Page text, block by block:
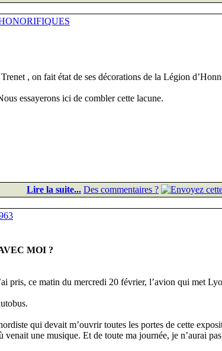
, on fait état de ses décorations de la Légion
essayerons ici de combler cette lacune.
Lire la suite... Des commentaires ?
MOI ?
pris, ce matin du mercredi 20 février, l’avion qui met
qui devait m’ouvrir toutes les portes de cette
venait une musique. Et de toute ma journée, je n’aurai